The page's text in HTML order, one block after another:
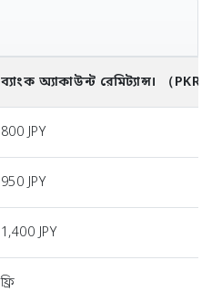
ব্যাংক অ্যাকাউন্ট রেমিট্যান্স। （PKR
800 JPY
950 JPY
1,400 JPY
ফ্রি